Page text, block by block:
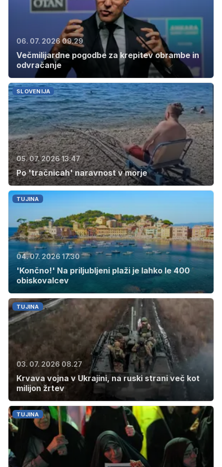
06. 07. 2026 09.29
Večmilijardne pogodbe za krepitev obrambe in
odvračanje
SLOVENIJA
05. 07. 2026 13.47
Po 'tračnicah' naravnost v morje
TUJINA
04. 07. 2026 17.30
'Končno!' Na priljubljeni plaži je lahko le 400
obiskovalcev
TUJINA
03. 07. 2026 08.27
Krvava vojna v Ukrajini, na ruski strani več kot
milijon žrtev
TUJINA